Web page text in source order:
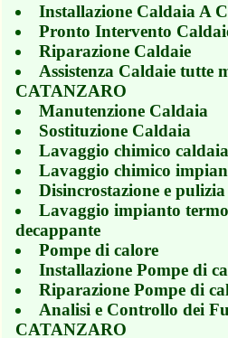
Installazione Caldaia A
Pronto Intervento
Riparazione Caldaie
Assistenza Caldaie tutte
CATANZARO
Manutenzione Caldaia
Sostituzione Caldaia
Lavaggio chimico
Lavaggio chimico
Disincrostazione e
Lavaggio impianto
decappante
Pompe di calore
Installazione Pompe di
Riparazione Pompe di
Analisi e Controllo dei
CATANZARO